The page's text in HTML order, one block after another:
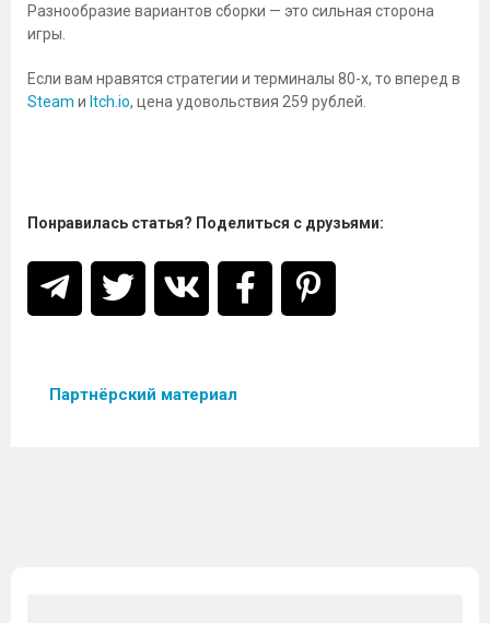
Разнообразие вариантов сборки — это сильная сторона
игры.
Если вам нравятся стратегии и терминалы 80-х, то вперед в
Steam и Itch.io, цена удовольствия 259 рублей.
Понравилась статья? Поделиться с друзьями:
Партнёрский материал